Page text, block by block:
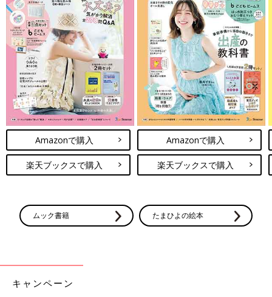
chihoさんは、HAKI（ハキ）という名前の兜と、リトルエムイー
のこいのぼりを購入。とっても繊細で美しく、存在感のある兜で
Amazonで購入
楽天ブックスで購入
Amazonで購入
楽天ブックスで購入
ムック書籍 たまひよの絵本
キャンペーン